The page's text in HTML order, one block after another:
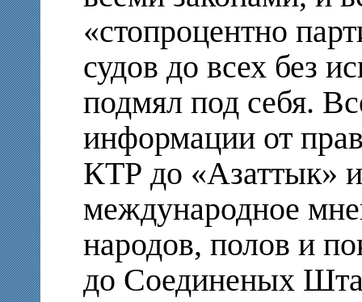
«стопроцентно
судов до всех без
подмял под себя.
информации от
КТР до «Азаттык»
международное
народов, полов и
до Соединеных